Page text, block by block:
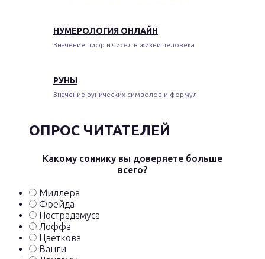
НУМЕРОЛОГИЯ ОНЛАЙН
Значение цифр и чисел в жизни человека
РУНЫ
Значение рунических символов и формул
ОПРОС ЧИТАТЕЛЕЙ
Какому соннику вы доверяете больше
всего?
Миллера
Фрейда
Нострадамуса
Лоффа
Цветкова
Ванги